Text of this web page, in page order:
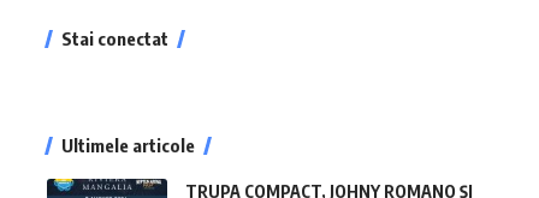
Stai conectat
Ultimele articole
TRUPA COMPACT, JOHNY ROMANO ȘI